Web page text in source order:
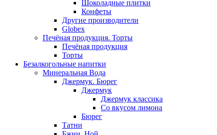
Шоколадные плитки
Конфеты
Другие производители
Globex
Печёная продукция. Торты
Печёная продукция
Торты
Безалкогольные напитки
Минеральная Вода
Джермук. Бюрег
Джермук
Джермук классика
Со вкусом лимона
Бюрег
Татни